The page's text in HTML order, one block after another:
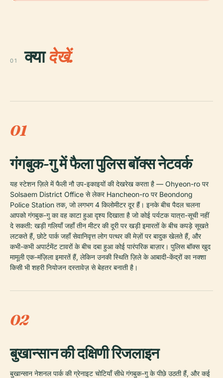
01 क्यादेखें.
01
गंगबुक-गु में फैला पुलिस बॉक्स नेटवर्क
यह स्टेशन ज़िले में फैली नौ उप-इकाइयों की देखरेख करता है — Ohyeon-ro पर
Solsaem District Office से लेकर Hancheon-ro पर Beondong
Police Station तक, जो लगभग 4 किलोमीटर दूर हैं। इनके बीच पैदल चलना
आपको गंगबुक-गु का वह काटा हुआ दृश्य दिखाता है जो कोई पर्यटक यात्रा-सूची नहीं
दे सकती: खड़ी गलियाँ जहाँ तीन मीटर की दूरी पर खड़ी इमारतों के बीच कपड़े सूखते
लटकते हैं, छोटे पार्क जहाँ सेवानिवृत्त लोग पत्थर की मेज़ों पर बादुक खेलते हैं, और
कभी-कभी अपार्टमेंट टावरों के बीच दबा हुआ कोई पारंपरिक बाज़ार। पुलिस बॉक्स खुद
मामूली एक-मंज़िला इमारतें हैं, लेकिन उनकी स्थिति ज़िले के आबादी-केंद्रों का नक्शा
किसी भी शहरी नियोजन दस्तावेज़ से बेहतर बनाती है।
02
बुखान्सान की दक्षिणी रिजलाइन
बुखान्सान नेशनल पार्क की ग्रेनाइट चोटियाँ सीधे गंगबुक-गु के पीछे उठती हैं, और कई